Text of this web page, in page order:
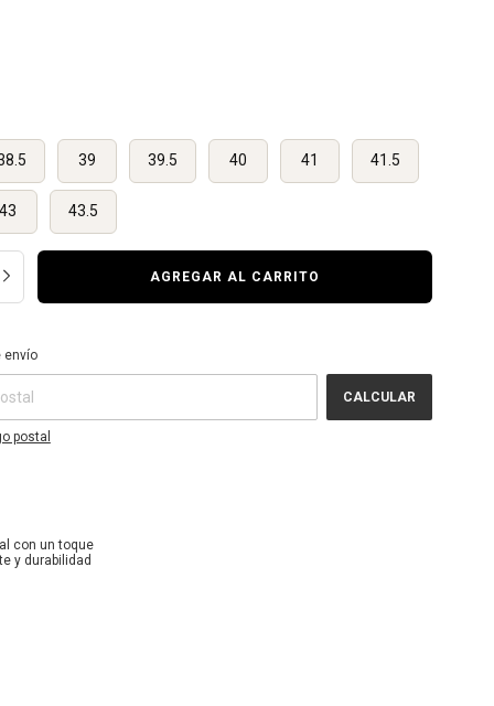
39 39.5 40 41 41.5
43 43.5
CP:
envío
CALCULAR
postal
con un toque
y durabilidad